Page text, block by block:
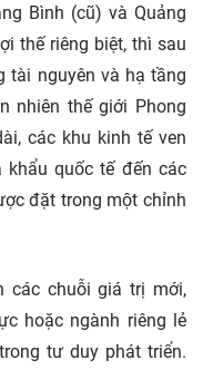
Bình (cũ) và Quảng
thế riêng biệt, thì sau
tài nguyên và hạ tầng
nhiên thế giới Phong
các khu kinh tế ven
khẩu quốc tế đến các
đặt trong một chỉnh
các chuỗi giá trị mới,
hoặc ngành riêng lẻ
tư duy phát triển.